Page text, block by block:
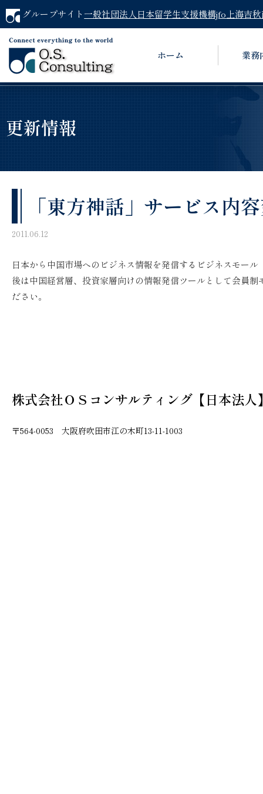
グループサイト 一般社団法人日本留学生支援機構jfo 上海吉
ホーム 業務
更新情報
「東方神話」サービス内
2011.06.12
日本から中国市場へのビジネス情報を発信するビジネスモー
後は中国経営層、投資家層向けの情報発信ツールとして会員
ださい。
株式会社ＯＳコンサルティング【日本法人
〒564-0053 大阪府吹田市江の木町13-11-1003